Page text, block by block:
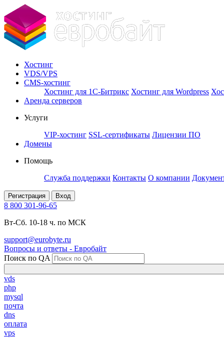
Хостинг
VDS/VPS
CMS-хостинг
Хостинг для 1С-Битрикс Хостинг для Wordpress
Аренда серверов
Услуги
VIP-хостинг SSL-сертификаты Лицензии ПО
Домены
Помощь
Служба поддержки Контакты О компании
Регистрация Вход
8 800 301-96-65
Вт-Сб. 10-18 ч. по МСК
support@eurobyte.ru
Вопросы и ответы - Евробайт
Поиск по QA
vds
php
mysql
почта
dns
оплата
vps